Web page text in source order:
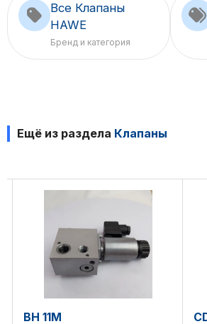
Все Клапаны
HAWE
Бренд и категория
Ещё из раздела Клапаны